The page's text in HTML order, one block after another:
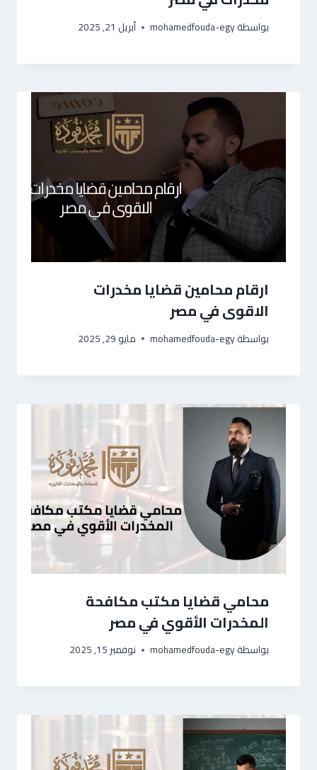
بواسطةmohamedfouda-egy أبريل 21, 2025
ارقام محامين قضايا مخدرات
الاقوى في مصر
بواسطةmohamedfouda-egy مايو 29, 2025
محامي قضايا مكتب مكافحة
المخدرات الأقوي في مصر
بواسطةmohamedfouda-egy نوفمبر 15, 2025